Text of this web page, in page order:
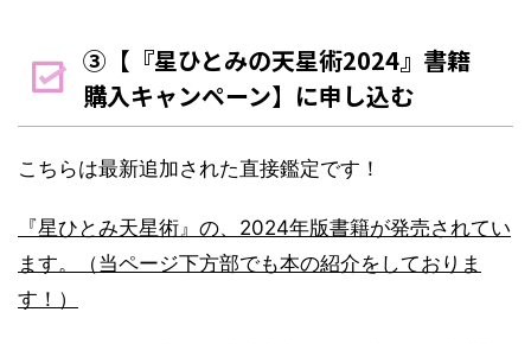
③【『星ひとみの天星術2024』書籍
購入キャンペーン】に申し込む
こちらは最新追加された直接鑑定です！
『星ひとみ天星術』の、2024年版書籍が発売されてい
ます。（当ページ下方部でも本の紹介をしておりま
す！）